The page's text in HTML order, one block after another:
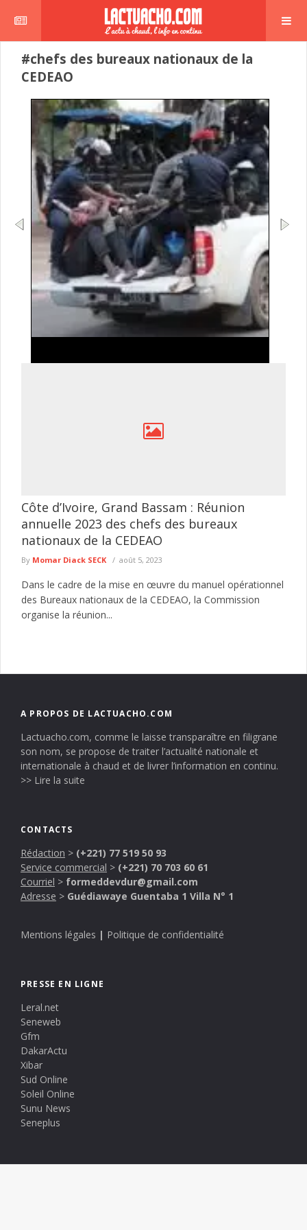
#chefs des bureaux nationaux de la
CEDEAO
Côte d’Ivoire, Grand Bassam : Réunion
annuelle 2023 des chefs des bureaux
nationaux de la CEDEAO
By Momar Diack SECK août 5, 2023
Dans le cadre de la mise en œuvre du manuel opérationnel
des Bureaux nationaux de la CEDEAO, la Commission
organise la réunion...
A PROPOS DE LACTUACHO.COM
Lactuacho.com, comme le laisse transparaître en filigrane
son nom, se propose de traiter l’actualité nationale et
internationale à chaud et de livrer l’information en continu.
>> Lire la suite
CONTACTS
Rédaction > (+221) 77 519 50 93
Service commercial > (+221) 70 703 60 61
Courriel > formeddevdur@gmail.com
Adresse > Guédiawaye Guentaba 1 Villa N° 1
Mentions légales | Politique de confidentialité
PRESSE EN LIGNE
Leral.net
Seneweb
Gfm
DakarActu
Xibar
Sud Online
Soleil Online
Sunu News
Seneplus